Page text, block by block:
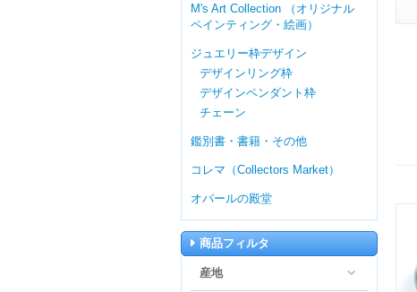
M's Art Collection （オリジナル
ペインティング・絵画）
ジュエリー枠デザイン
デザインリング枠
デザインペンダント枠
チェーン
鑑別書・書籍・その他
コレマ（Collectors Market）
オパールの殿堂
商品フィルタ
産地